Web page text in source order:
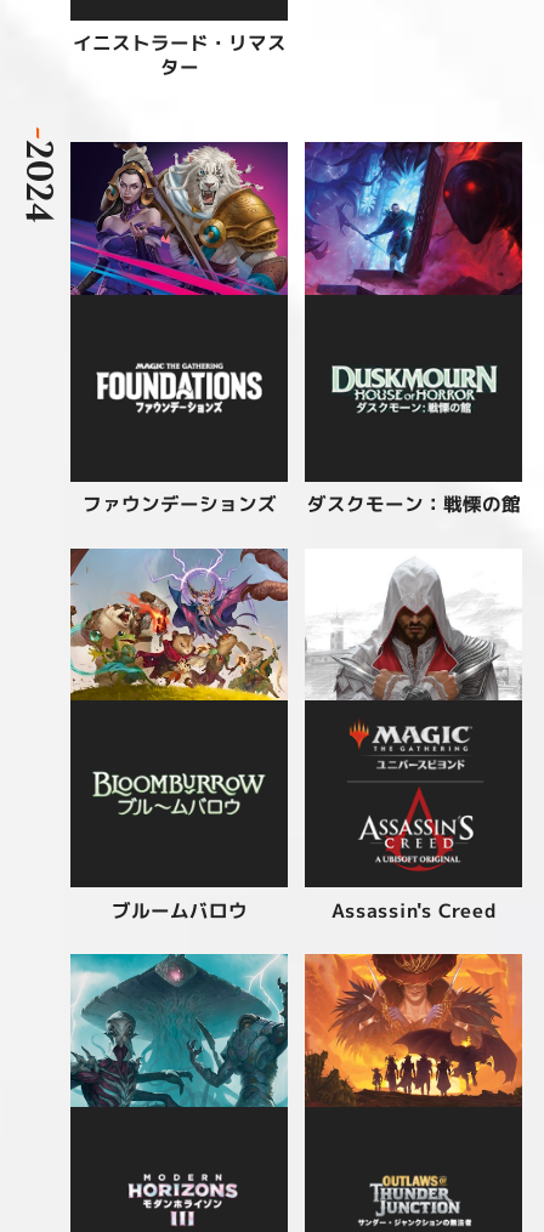
イニストラード・リマス
ター
-
2024
ファウンデーションズ ダスクモーン：戦慄の館
ブルームバロウ Assassin's Creed